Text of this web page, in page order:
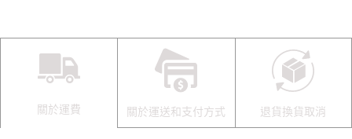
關於運費 關於運送和支付方式 退貨換貨取消